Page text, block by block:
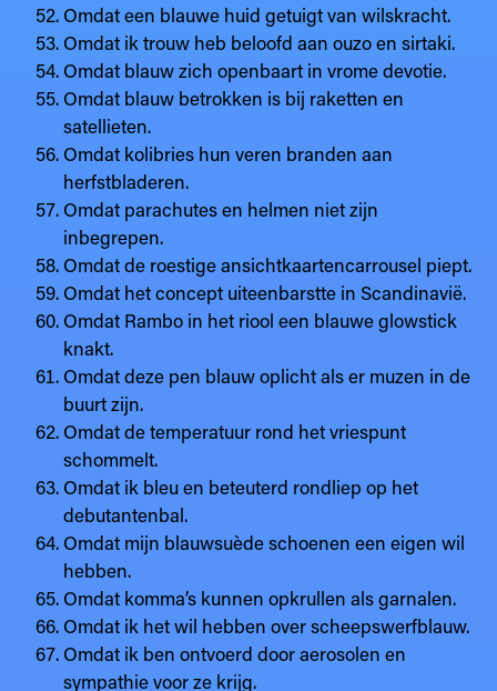
Omdat een blauwe huid getuigt van wilskracht.
Omdat ik trouw heb beloofd aan ouzo en sirtaki.
Omdat blauw zich openbaart in vrome devotie.
Omdat blauw betrokken is bij raketten en
satellieten.
Omdat kolibries hun veren branden aan
herfstbladeren.
Omdat parachutes en helmen niet zijn
inbegrepen.
Omdat de roestige ansichtkaartencarrousel piept.
Omdat het concept uiteenbarstte in Scandinavië.
Omdat Rambo in het riool een blauwe glowstick
knakt.
Omdat deze pen blauw oplicht als er muzen in de
buurt zijn.
Omdat de temperatuur rond het vriespunt
schommelt.
Omdat ik bleu en beteuterd rondliep op het
debutantenbal.
Omdat mijn blauwsuède schoenen een eigen wil
hebben.
Omdat komma’s kunnen opkrullen als garnalen.
Omdat ik het wil hebben over scheepswerfblauw.
Omdat ik ben ontvoerd door aerosolen en
sympathie voor ze krijg.